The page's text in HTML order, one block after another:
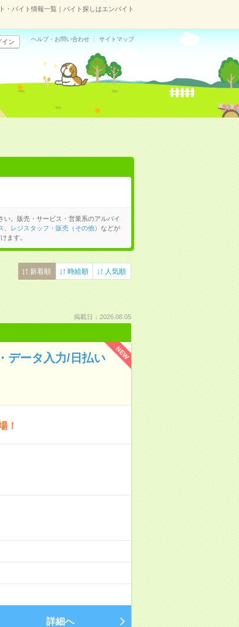
・バイト情報一覧｜バイト探しはエンバイト
イン ヘルプ・お問い合わせ サイトマップ
。販売・サービス・営業系のアルバイ
レジスタッフ・販売（その他） などが
ます。
新着順 時給順 人気順
掲載日：2026.08.05
NEW
データ入力/日払い
！
詳細へ